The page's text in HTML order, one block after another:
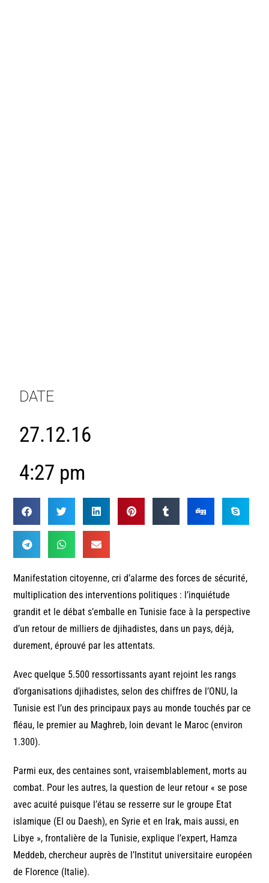
DATE
27.12.16
4:27 pm
Manifestation citoyenne, cri d’alarme des forces de sécurité,
multiplication des interventions politiques : l’inquiétude
grandit et le débat s’emballe en Tunisie face à la perspective
d’un retour de milliers de djihadistes, dans un pays, déjà,
durement, éprouvé par les attentats.
Avec quelque 5.500 ressortissants ayant rejoint les rangs
d’organisations djihadistes, selon des chiffres de l’ONU, la
Tunisie est l’un des principaux pays au monde touchés par ce
fléau, le premier au Maghreb, loin devant le Maroc (environ
1.300).
Parmi eux, des centaines sont, vraisemblablement, morts au
combat. Pour les autres, la question de leur retour « se pose
avec acuité puisque l’étau se resserre sur le groupe Etat
islamique (EI ou Daesh), en Syrie et en Irak, mais aussi, en
Libye », frontalière de la Tunisie, explique l’expert, Hamza
Meddeb, chercheur auprès de l’Institut universitaire européen
de Florence (Italie).